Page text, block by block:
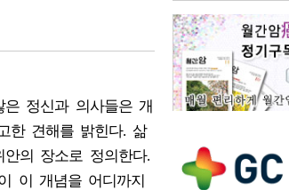
은 정신과 의사들은 개
한 견해를 밝힌다. 삶
의 장소로 정의한다.
이 개념을 어디까지